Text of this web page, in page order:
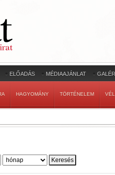
ELŐADÁS MÉDIAAJÁNLAT
HAGYOMÁNY TÖRTÉNELEM